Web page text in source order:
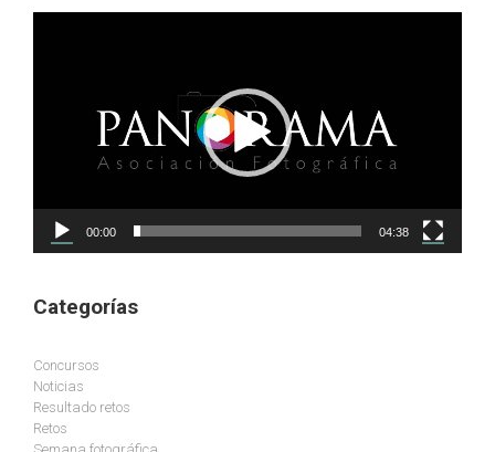
00:00 04:38
Categorías
Concursos
Noticias
Resultado retos
Retos